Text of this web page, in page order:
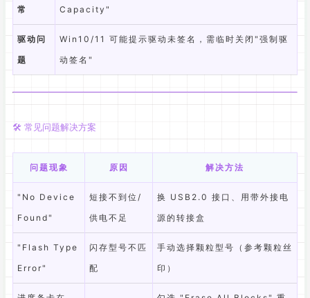
常
Capacity"
驱动问
题
Win10/11 可能提示驱动未签名，需临时关闭"强制驱
动签名"
🛠️ 常见问题解决方案
问题现象 原因 解决方法
"No Device
Found"
短接不到位/
供电不足
换 USB2.0 接口、用带外接电
源的转接盒
"Flash Type
Error"
闪存型号不匹
配
手动选择颗粒型号（参考颗粒丝
印）